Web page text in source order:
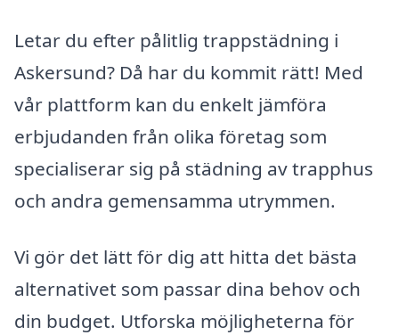
Letar du efter pålitlig trappstädning i
Askersund? Då har du kommit rätt! Med
vår plattform kan du enkelt jämföra
erbjudanden från olika företag som
specialiserar sig på städning av trapphus
och andra gemensamma utrymmen.
Vi gör det lätt för dig att hitta det bästa
alternativet som passar dina behov och
din budget. Utforska möjligheterna för